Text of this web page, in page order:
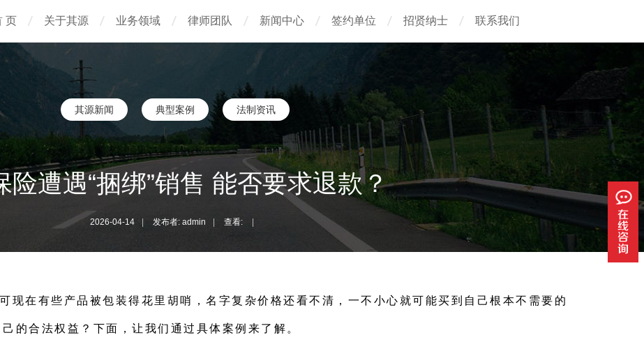
页 关于其源 业务领域 律师团队 新闻中心 签约单位 招贤纳士 联系我们
其源新闻 典型案例 法制资讯
险遭遇“捆绑”销售 能否要求退款？
2026-04-14 发布者: admin 查看:
现在有些产品被包装得花里胡哨，名字复杂价格还看不清，一不小心就可能买到自己根本不需要的
的合法权益？下面，让我们通过具体案例来了解。